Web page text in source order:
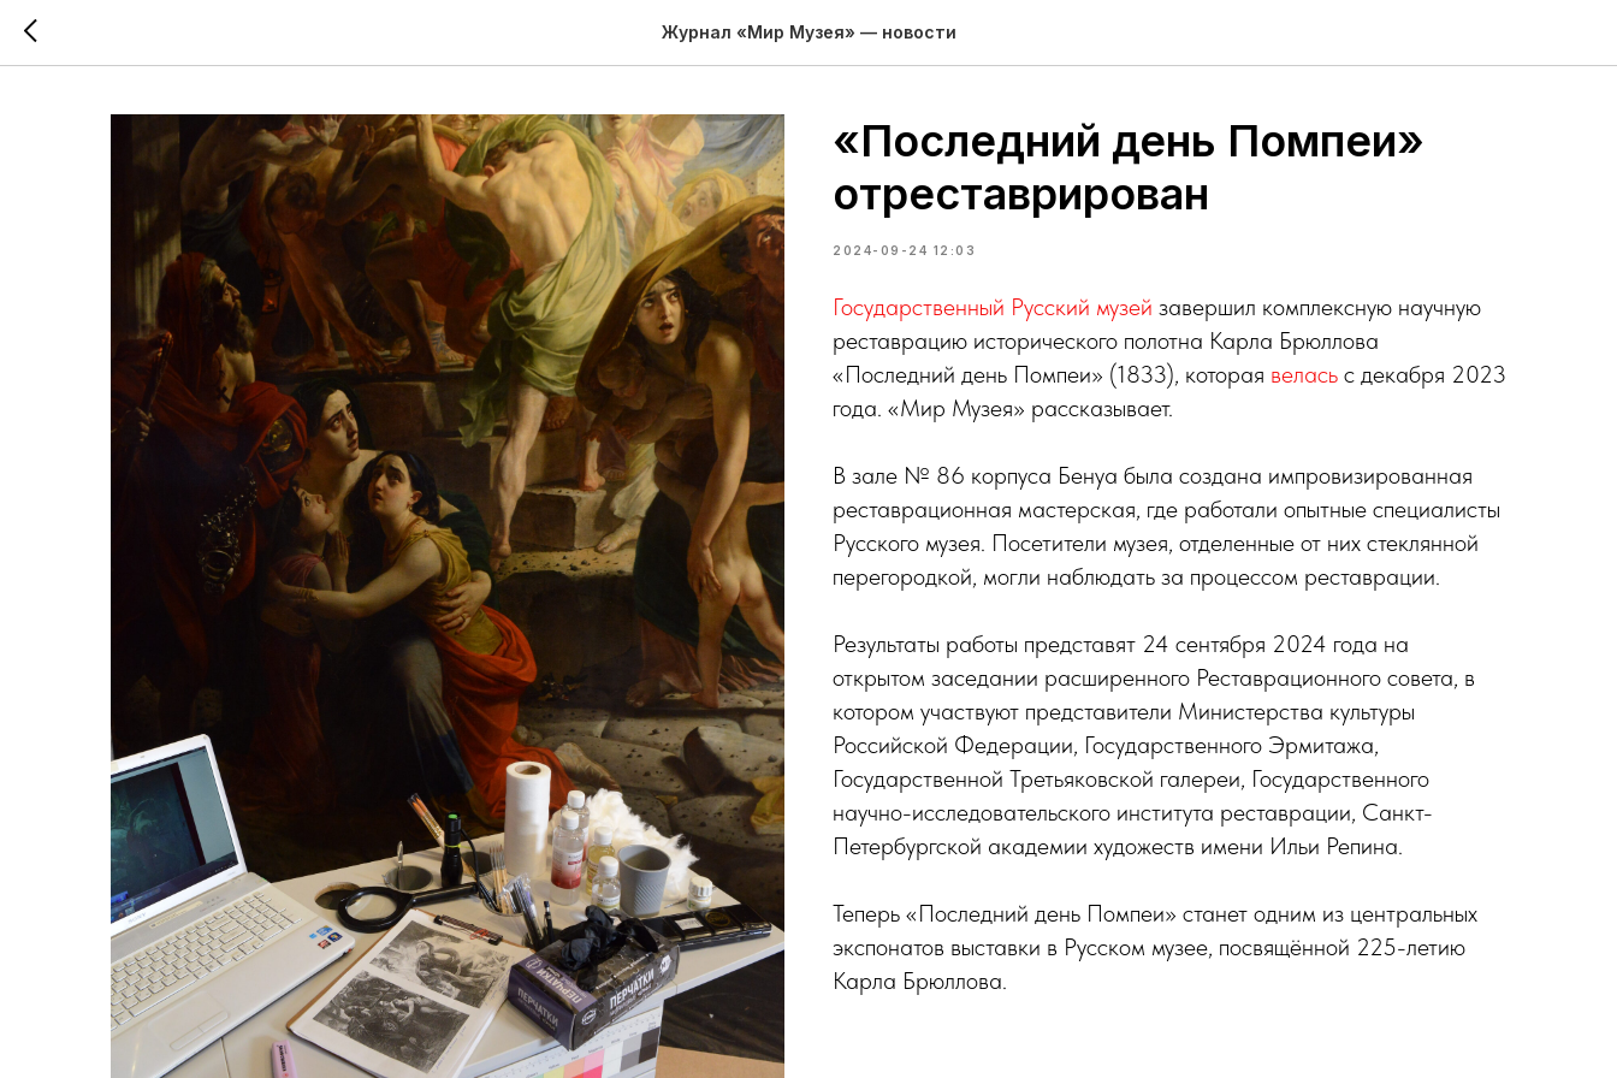
Журнал «Мир Музея» — новости
«Последний день Помпеи»
отреставрирован
2024-09-24 12:03
Государственный Русский музей завершил комплексную научную
реставрацию исторического полотна Карла Брюллова
«Последний день Помпеи» (1833), которая велась с декабря 2023
года. «Мир Музея» рассказывает.
В зале № 86 корпуса Бенуа была создана импровизированная
реставрационная мастерская, где работали опытные специалисты
Русского музея. Посетители музея, отделенные от них стеклянной
перегородкой, могли наблюдать за процессом реставрации.
Результаты работы представят 24 сентября 2024 года на
открытом заседании расширенного Реставрационного совета, в
котором участвуют представители Министерства культуры
Российской Федерации, Государственного Эрмитажа,
Государственной Третьяковской галереи, Государственного
научно-исследовательского института реставрации, Санкт-
Петербургской академии художеств имени Ильи Репина.
Теперь «Последний день Помпеи» станет одним из центральных
экспонатов выставки в Русском музее, посвящённой 225-летию
Карла Брюллова.